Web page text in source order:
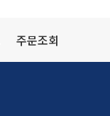
주문조회